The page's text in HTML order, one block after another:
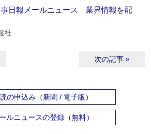
日報メールニュース 業界情報を配
社
次の記事 »
の申込み（新聞 / 電子版）
ルニュースの登録（無料）